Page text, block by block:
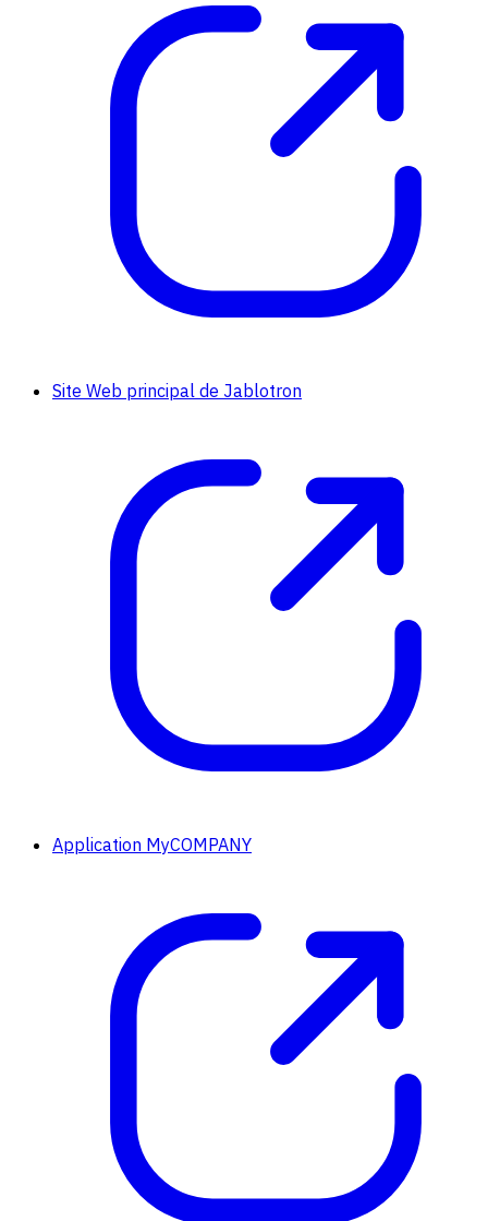
Site Web principal de Jablotron
Application MyCOMPANY